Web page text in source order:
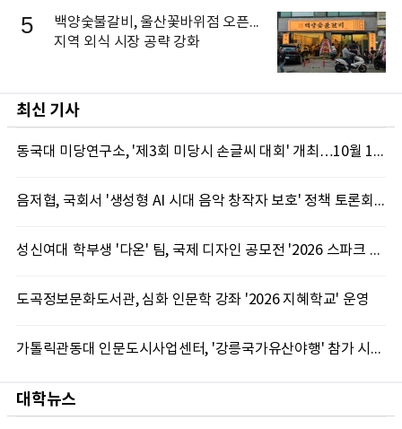
5
백양숯불갈비, 울산꽃바위점 오픈...
지역 외식 시장 공략 강화
최신 기사
동국대 미당연구소, '제3회 미당시 손글씨 대회' 개최…10월 12일까지 접수
음저협, 국회서 '생성형 AI 시대 음악 창작자 보호' 정책 토론회 10일 개최
성신여대 학부생 '다온' 팀, 국제 디자인 공모전 '2026 스파크 어워드' 동상 수상
도곡정보문화도서관, 심화 인문학 강좌 '2026 지혜학교' 운영
가톨릭관동대 인문도시사업센터, '강릉국가유산야행' 참가 시민 15명 모집
대학뉴스